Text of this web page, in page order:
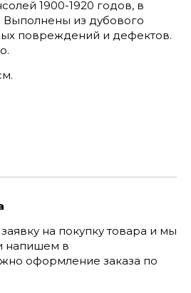
1900-1920 годов, в
из дубового
повреждений и дефектов.
на покупку товара и мы
напишем в
оформление заказа по